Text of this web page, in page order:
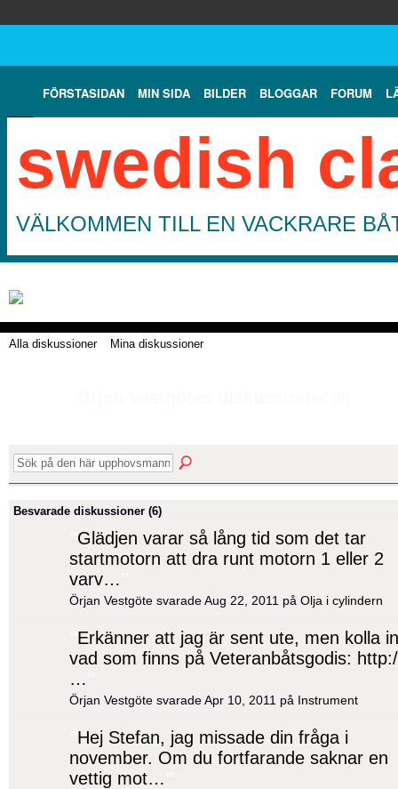
FÖRSTASIDAN MIN SIDA BILDER BLOGGAR FORUM
swedish
VÄLKOMMEN TILL EN VACKRARE
Alla diskussioner Mina diskussioner
Besvarade diskussioner (6)
Glädjen varar så lång tid som det tar
startmotorn att dra runt motorn 1 eller 2
varv…
Örjan Vestgöte svarade Aug 22, 2011 på Olja i cylindern
Erkänner att jag är sent ute, men kolla in
vad som finns på Veteranbåtsgodis: http:/
…
Örjan Vestgöte svarade Apr 10, 2011 på Instrument
Hej Stefan, jag missade din fråga i
november. Om du fortfarande saknar en
vettig mot…